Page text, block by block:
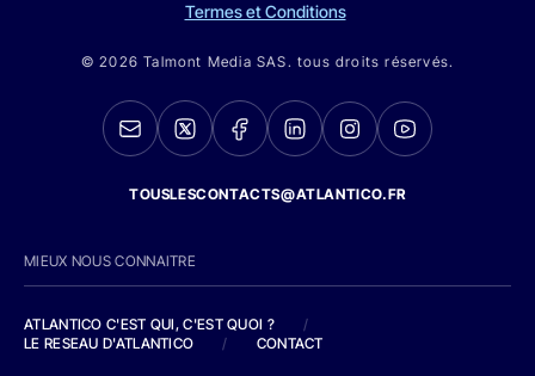
Termes et Conditions
© 2026 Talmont Media SAS. tous droits réservés.
TOUSLESCONTACTS@ATLANTICO.FR
MIEUX NOUS CONNAITRE
ATLANTICO C'EST QUI, C'EST QUOI ?
/
LE RESEAU D'ATLANTICO
/ CONTACT